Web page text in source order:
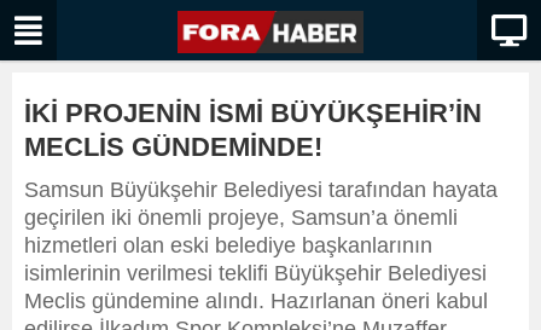
İKİ PROJENİN İSMİ BÜYÜKŞEHİR’İN
MECLİS GÜNDEMİNDE!
Samsun Büyükşehir Belediyesi tarafından hayata
geçirilen iki önemli projeye, Samsun’a önemli
hizmetleri olan eski belediye başkanlarının
isimlerinin verilmesi teklifi Büyükşehir Belediyesi
Meclis gündemine alındı. Hazırlanan öneri kabul